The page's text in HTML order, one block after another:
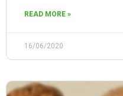
READ MORE »
16/06/2020